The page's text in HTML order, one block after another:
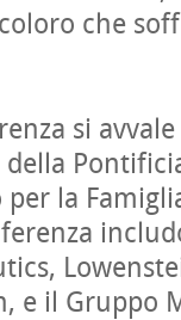
che
si
della
per la
e il Gruppo